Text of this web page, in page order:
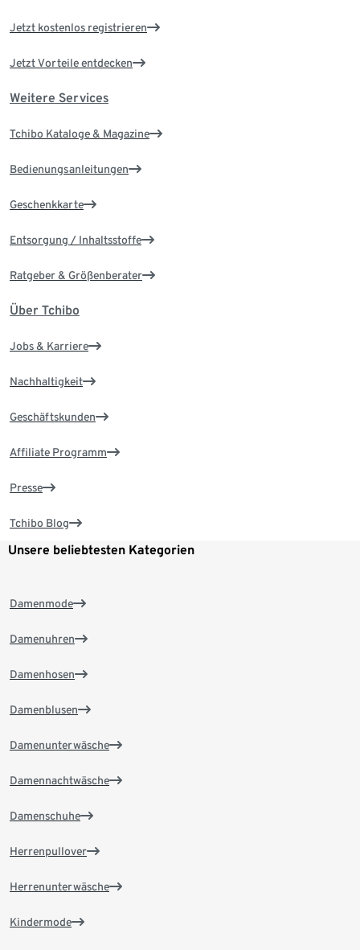
Jetzt kostenlos registrieren
Jetzt Vorteile entdecken
Weitere Services
Tchibo Kataloge & Magazine
Bedienungsanleitungen
Geschenkkarte
Entsorgung / Inhaltsstoffe
Ratgeber & Größenberater
Über Tchibo
Jobs & Karriere
Nachhaltigkeit
Geschäftskunden
Affiliate Programm
Presse
Tchibo Blog
Unsere beliebtesten Kategorien
Damenmode
Damenuhren
Damenhosen
Damenblusen
Damenunterwäsche
Damennachtwäsche
Damenschuhe
Herrenpullover
Herrenunterwäsche
Kindermode